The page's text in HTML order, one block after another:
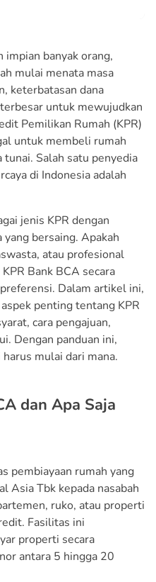
banyak orang,
mulai menata masa
keterbatasan dana
untuk mewujudkan
Pemilikan Rumah (KPR)
untuk membeli rumah
tunai. Salah satu penyedia
di Indonesia adalah
jenis KPR dengan
bersaing. Apakah
atau profesional
Bank BCA secara
Dalam artikel ini,
penting tentang KPR
cara pengajuan,
Dengan panduan ini,
mulai dari mana.
dan Apa Saja
pembiayaan rumah yang
Asia Tbk kepada nasabah
ruko, atau properti
Fasilitas ini
properti secara
antara 5 hingga 20